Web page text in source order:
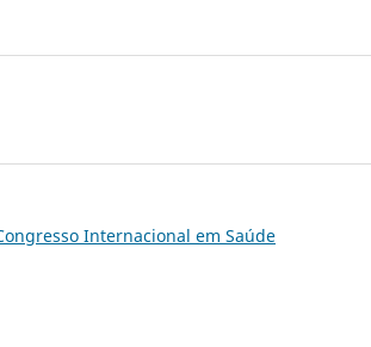
Internacional em Saúde